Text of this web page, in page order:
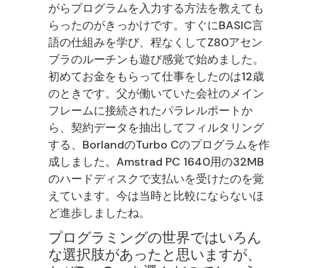
がらプログラムを入力する方法を教えても
らったのがきっかけです。すぐにBASIC言
語の仕組みを学び、程なくしてZ80アセン
ブラのルーチンも遊び感覚で始めました。
初めてお金をもらって仕事をしたのは12歳
のときです。父が働いていた会社のメイン
フレームに接続されたパラレルポートか
ら、契約データを抽出してフィルタリング
する、BorlandのTurbo Cのプログラムを作
成しました。Amstrad PC 1640用の32MB
のハードディスクで支払いを受けたのを覚
えています。今は当時と比較にならないほ
ど進歩しましたね。
プログラミングの世界ではいろん
な選択肢があったと思いますが、